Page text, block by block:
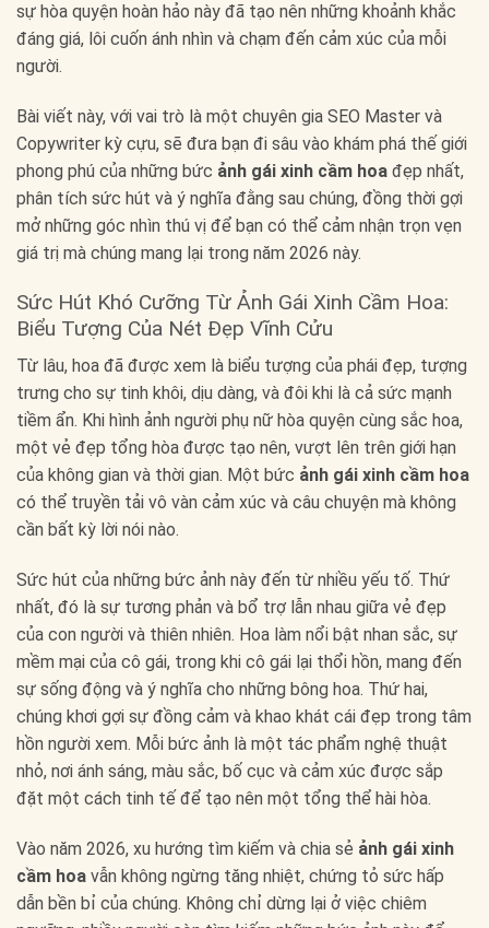
sự hòa quyện hoàn hảo này đã tạo nên những khoảnh khắc
đáng giá, lôi cuốn ánh nhìn và chạm đến cảm xúc của mỗi
người.
Bài viết này, với vai trò là một chuyên gia SEO Master và
Copywriter kỳ cựu, sẽ đưa bạn đi sâu vào khám phá thế giới
phong phú của những bức ảnh gái xinh cầm hoa đẹp nhất,
phân tích sức hút và ý nghĩa đằng sau chúng, đồng thời gợi
mở những góc nhìn thú vị để bạn có thể cảm nhận trọn vẹn
giá trị mà chúng mang lại trong năm 2026 này.
Sức Hút Khó Cưỡng Từ Ảnh Gái Xinh Cầm Hoa:
Biểu Tượng Của Nét Đẹp Vĩnh Cửu
Từ lâu, hoa đã được xem là biểu tượng của phái đẹp, tượng
trưng cho sự tinh khôi, dịu dàng, và đôi khi là cả sức mạnh
tiềm ẩn. Khi hình ảnh người phụ nữ hòa quyện cùng sắc hoa,
một vẻ đẹp tổng hòa được tạo nên, vượt lên trên giới hạn
của không gian và thời gian. Một bức ảnh gái xinh cầm hoa
có thể truyền tải vô vàn cảm xúc và câu chuyện mà không
cần bất kỳ lời nói nào.
Sức hút của những bức ảnh này đến từ nhiều yếu tố. Thứ
nhất, đó là sự tương phản và bổ trợ lẫn nhau giữa vẻ đẹp
của con người và thiên nhiên. Hoa làm nổi bật nhan sắc, sự
mềm mại của cô gái, trong khi cô gái lại thổi hồn, mang đến
sự sống động và ý nghĩa cho những bông hoa. Thứ hai,
chúng khơi gợi sự đồng cảm và khao khát cái đẹp trong tâm
hồn người xem. Mỗi bức ảnh là một tác phẩm nghệ thuật
nhỏ, nơi ánh sáng, màu sắc, bố cục và cảm xúc được sắp
đặt một cách tinh tế để tạo nên một tổng thể hài hòa.
Vào năm 2026, xu hướng tìm kiếm và chia sẻ ảnh gái xinh
cầm hoa vẫn không ngừng tăng nhiệt, chứng tỏ sức hấp
dẫn bền bỉ của chúng. Không chỉ dừng lại ở việc chiêm